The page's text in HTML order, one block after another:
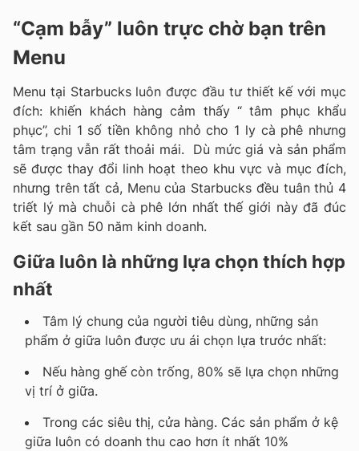
“Cạm bẫy” luôn trực chờ bạn trên
Menu
Menu tại Starbucks luôn được đầu tư thiết kế với mục
đích: khiến khách hàng cảm thấy “ tâm phục khẩu
phục”, chi 1 số tiền không nhỏ cho 1 ly cà phê nhưng
tâm trạng vẫn rất thoải mái. Dù mức giá và sản phẩm
sẽ được thay đổi linh hoạt theo khu vực và mục đích,
nhưng trên tất cả, Menu của Starbucks đều tuân thủ 4
triết lý mà chuỗi cà phê lớn nhất thế giới này đã đúc
kết sau gần 50 năm kinh doanh.
Giữa luôn là những lựa chọn thích hợp
nhất
Tâm lý chung của người tiêu dùng, những sản
phẩm ở giữa luôn được ưu ái chọn lựa trước nhất:
Nếu hàng ghế còn trống, 80% sẽ lựa chọn những
vị trí ở giữa.
Trong các siêu thị, cửa hàng. Các sản phẩm ở kệ
giữa luôn có doanh thu cao hơn ít nhất 10%